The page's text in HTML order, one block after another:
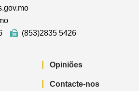
(853)2835 5426
Opiniões
Contacte-nos